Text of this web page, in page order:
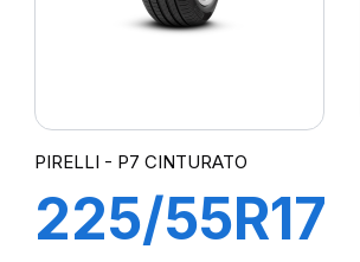
PIRELLI - P7 CINTURATO
225/55R17